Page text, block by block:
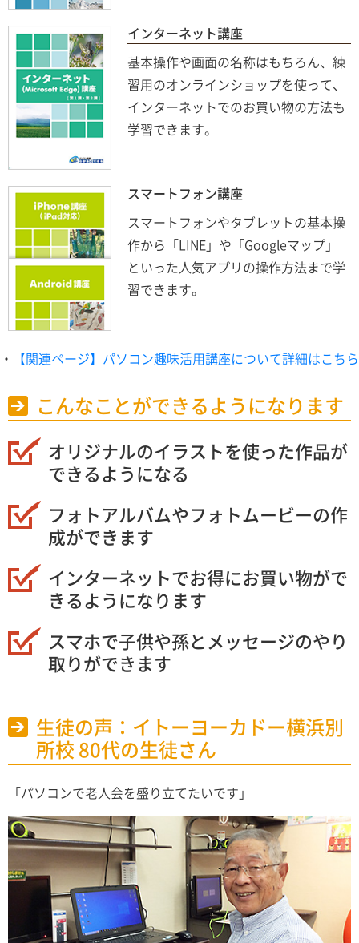
インターネット講座
基本操作や画面の名称はもちろん、練
習用のオンラインショップを使って、
インターネットでのお買い物の方法も
学習できます。
スマートフォン講座
スマートフォンやタブレットの基本操
作から「LINE」や「Googleマップ」
といった人気アプリの操作方法まで学
習できます。
・ 【関連ページ】パソコン趣味活用講座について詳細はこちら
こんなことができるようになります
オリジナルのイラストを使った作品が
できるようになる
フォトアルバムやフォトムービーの作
成ができます
インターネットでお得にお買い物がで
きるようになります
スマホで子供や孫とメッセージのやり
取りができます
生徒の声：イトーヨーカドー横浜別
所校 80代の生徒さん
「パソコンで老人会を盛り立てたいです」